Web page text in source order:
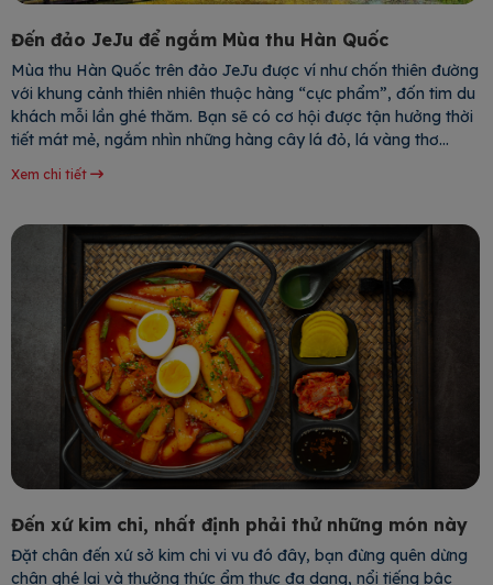
Đến đảo JeJu để ngắm Mùa thu Hàn Quốc
Mùa thu Hàn Quốc trên đảo JeJu được ví như chốn thiên đường
với khung cảnh thiên nhiên thuộc hàng “cực phẩm”, đốn tim du
khách mỗi lần ghé thăm. Bạn sẽ có cơ hội được tận hưởng thời
tiết mát mẻ, ngắm nhìn những hàng cây lá đỏ, lá vàng thơ
mộng cùng nhiều thắng cảnh đẹp đến mê
Xem chi tiết
Đến xứ kim chi, nhất định phải thử những món này
Đặt chân đến xứ sở kim chi vi vu đó đây, bạn đừng quên dừng
chân ghé lại và thưởng thức ẩm thực đa dạng, nổi tiếng bậc